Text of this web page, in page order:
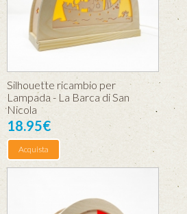
Silhouette ricambio per
Lampada - La Barca di San
Nicola
18.95€
Acquista